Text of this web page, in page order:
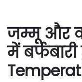
जम्मू और
में